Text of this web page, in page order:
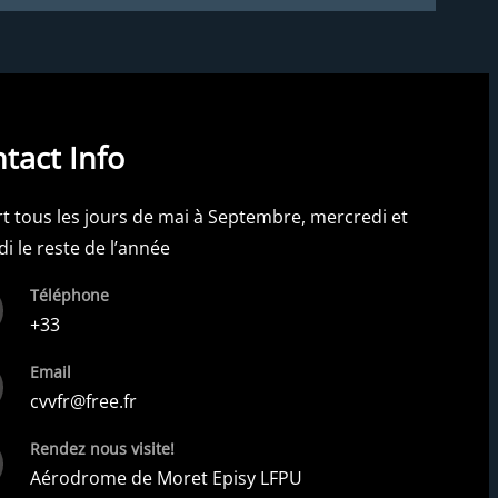
Info
tous les jours de mai à Septembre, mercredi et
le reste de l’année
Téléphone
+33
Email
cvvfr@free.fr
Rendez nous visite!
Aérodrome de Moret Episy LFPU